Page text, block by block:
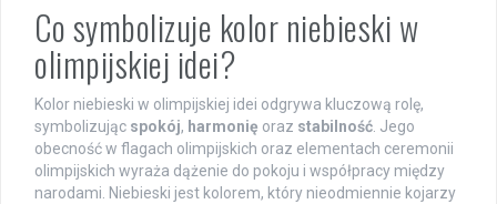
Co symbolizuje kolor niebieski w
olimpijskiej idei?
Kolor niebieski w olimpijskiej idei odgrywa kluczową rolę,
symbolizując spokój, harmonię oraz stabilność . Jego
obecność w flagach olimpijskich oraz elementach ceremonii
olimpijskich wyraża dążenie do pokoju i współpracy między
narodami. Niebieski jest kolorem, który nieodmiennie kojarzy